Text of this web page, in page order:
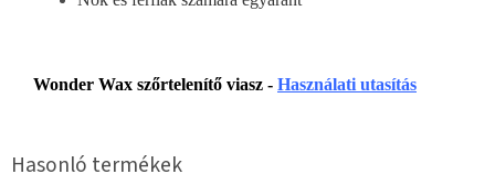
Wonder Wax szőrtelenítő viasz - Használati utasítás